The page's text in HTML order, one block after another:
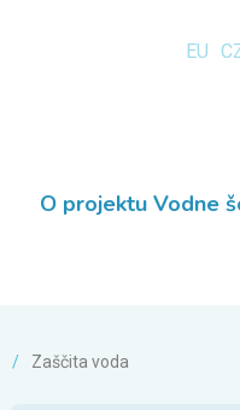
EU
O projektu Vodne
/ Zaščita voda